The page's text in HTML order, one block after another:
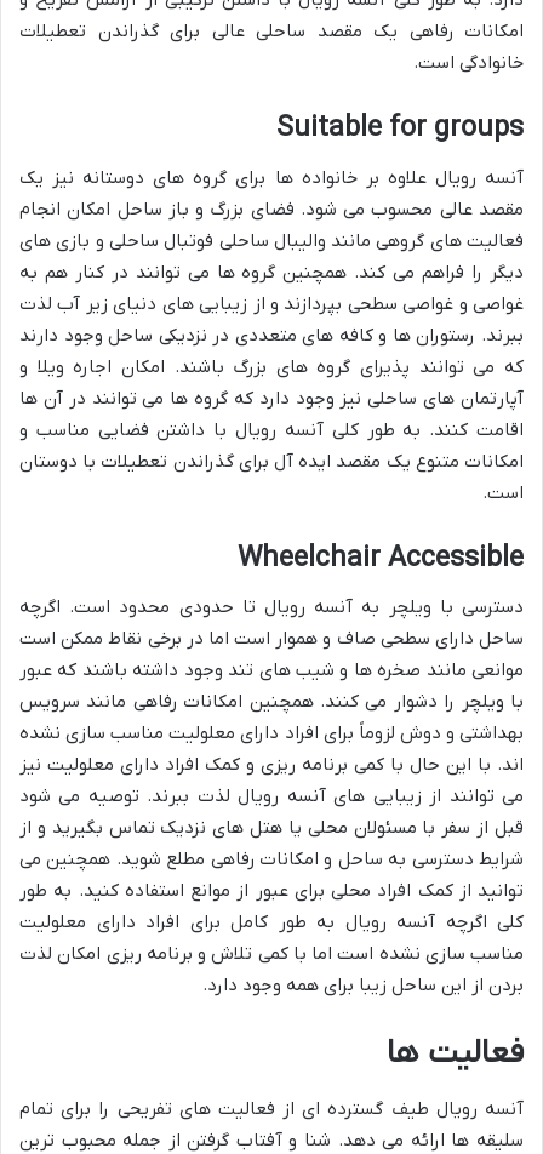
امکانات رفاهی یک مقصد ساحلی عالی برای گذراندن تعطیلات
خانوادگی است.
Suitable for groups
آنسه رویال علاوه بر خانواده ها برای گروه های دوستانه نیز یک
مقصد عالی محسوب می شود. فضای بزرگ و باز ساحل امکان انجام
فعالیت های گروهی مانند والیبال ساحلی فوتبال ساحلی و بازی های
دیگر را فراهم می کند. همچنین گروه ها می توانند در کنار هم به
غواصی و غواصی سطحی بپردازند و از زیبایی های دنیای زیر آب لذت
ببرند. رستوران ها و کافه های متعددی در نزدیکی ساحل وجود دارند
که می توانند پذیرای گروه های بزرگ باشند. امکان اجاره ویلا و
آپارتمان های ساحلی نیز وجود دارد که گروه ها می توانند در آن ها
اقامت کنند. به طور کلی آنسه رویال با داشتن فضایی مناسب و
امکانات متنوع یک مقصد ایده آل برای گذراندن تعطیلات با دوستان
است.
Wheelchair Accessible
دسترسی با ویلچر به آنسه رویال تا حدودی محدود است. اگرچه
ساحل دارای سطحی صاف و هموار است اما در برخی نقاط ممکن است
موانعی مانند صخره ها و شیب های تند وجود داشته باشند که عبور
با ویلچر را دشوار می کنند. همچنین امکانات رفاهی مانند سرویس
بهداشتی و دوش لزوماً برای افراد دارای معلولیت مناسب سازی نشده
اند. با این حال با کمی برنامه ریزی و کمک افراد دارای معلولیت نیز
می توانند از زیبایی های آنسه رویال لذت ببرند. توصیه می شود
قبل از سفر با مسئولان محلی یا هتل های نزدیک تماس بگیرید و از
شرایط دسترسی به ساحل و امکانات رفاهی مطلع شوید. همچنین می
توانید از کمک افراد محلی برای عبور از موانع استفاده کنید. به طور
کلی اگرچه آنسه رویال به طور کامل برای افراد دارای معلولیت
مناسب سازی نشده است اما با کمی تلاش و برنامه ریزی امکان لذت
بردن از این ساحل زیبا برای همه وجود دارد.
فعالیت ها
آنسه رویال طیف گسترده ای از فعالیت های تفریحی را برای تمام
سلیقه ها ارائه می دهد. شنا و آفتاب گرفتن از جمله محبوب ترین